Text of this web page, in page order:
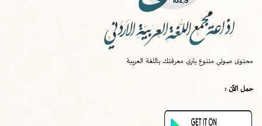
محتوى صوتي متنوع يثري معرفتك باللغة العربية
حمل الآن :
الخميس
صواب
قصة اختراع